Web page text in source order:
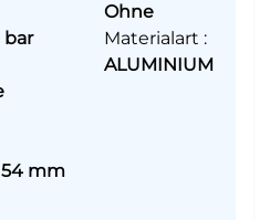
Ohne
bar Materialart :
ALUMINIUM
54 mm